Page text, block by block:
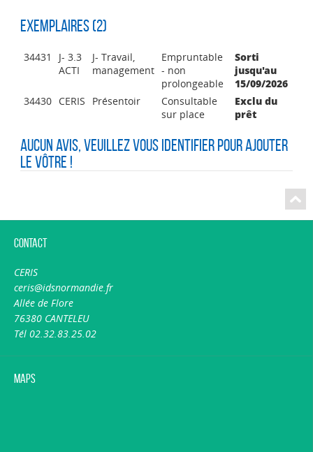
Exemplaires (2)
34431
J- 3.3
ACTI
J- Travail,
management
Empruntable
- non
prolongeable
Sorti
jusqu'au
15/09/2026
34430 CERIS Présentoir
Consultable
sur place
Exclu du
prêt
Aucun avis, veuillez vous identifier pour ajouter
le vôtre !
Contact
CERIS
ceris@idsnormandie.fr
Allée de Flore
76380 CANTELEU
Tél 02.32.83.25.02
Maps